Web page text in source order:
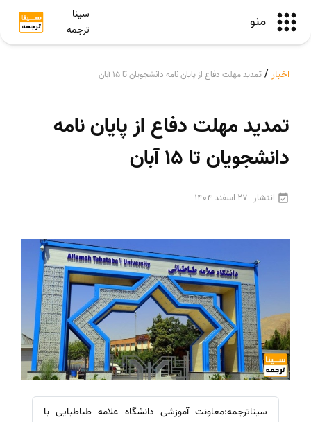
منو
سینا
ترجمه
اخبار / تمدید مهلت دفاع از پایان نامه دانشجویان تا ۱۵ آبان
تمدید مهلت دفاع از پایان نامه
دانشجویان تا ۱۵ آبان
انتشار 27 اسفند 1404
سیناترجمه:معاونت آموزشی دانشگاه علامه طباطبایی با